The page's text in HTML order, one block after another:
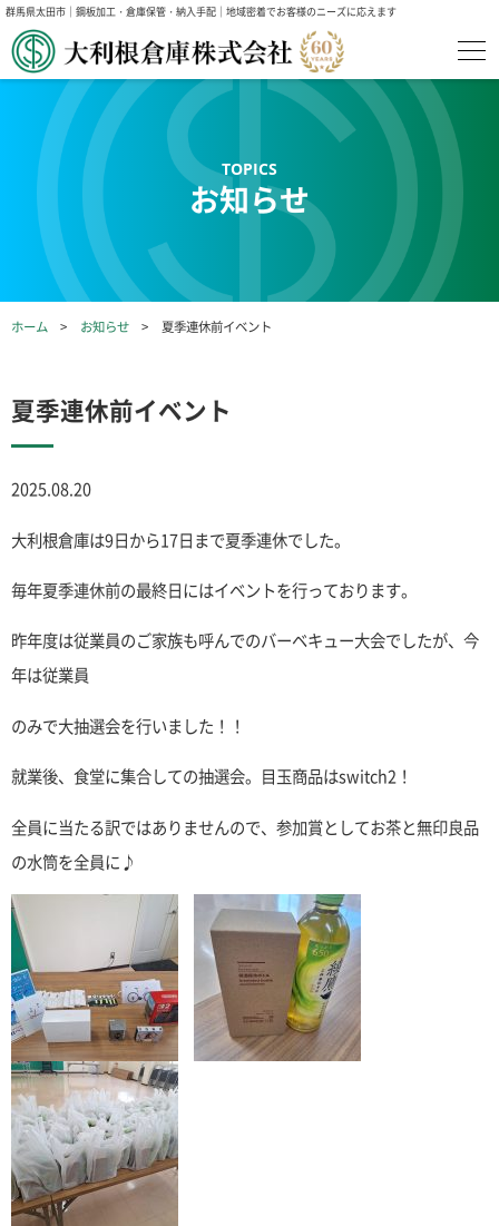
群馬県太田市｜鋼板加工・倉庫保管・納入手配｜地域密着でお客様のニーズに応えます
お知らせ
ホーム お知らせ 夏季連休前イベント
夏季連休前イベント
2025.08.20
大利根倉庫は9日から17日まで夏季連休でした。
毎年夏季連休前の最終日にはイベントを行っております。
昨年度は従業員のご家族も呼んでのバーベキュー大会でしたが、今
年は従業員
のみで大抽選会を行いました！！
就業後、食堂に集合しての抽選会。目玉商品はswitch2！
全員に当たる訳ではありませんので、参加賞としてお茶と無印良品
の水筒を全員に♪